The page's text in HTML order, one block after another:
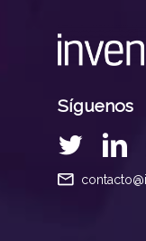
Síguenos